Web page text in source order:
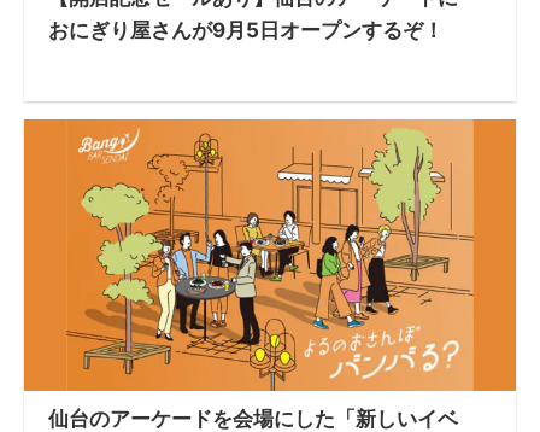
おにぎり屋さんが9月5日オープンするぞ！
仙台のアーケードを会場にした「新しいイベ